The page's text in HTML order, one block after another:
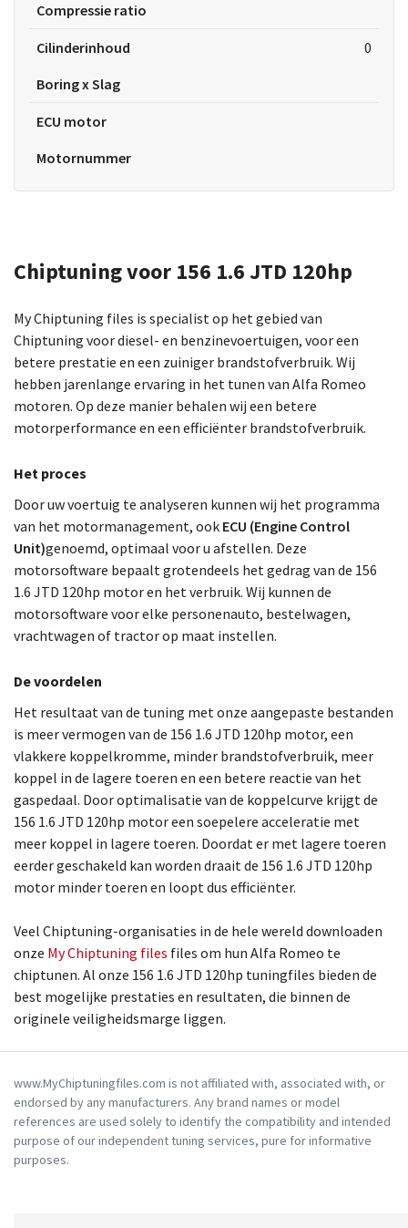
Compressie ratio
Cilinderinhoud
0
Boring x Slag
ECU motor
Motornummer
Chiptuning voor 156 1.6 JTD 120hp
My Chiptuning files is specialist op het gebied van
Chiptuning voor diesel- en benzinevoertuigen, voor een
betere prestatie en een zuiniger brandstofverbruik. Wij
hebben jarenlange ervaring in het tunen van Alfa Romeo
motoren. Op deze manier behalen wij een betere
motorperformance en een efficiënter brandstofverbruik.
Het proces
Door uw voertuig te analyseren kunnen wij het programma
van het motormanagement, ook ECU (Engine Control
Unit)genoemd, optimaal voor u afstellen. Deze
motorsoftware bepaalt grotendeels het gedrag van de 156
1.6 JTD 120hp motor en het verbruik. Wij kunnen de
motorsoftware voor elke personenauto, bestelwagen,
vrachtwagen of tractor op maat instellen.
De voordelen
Het resultaat van de tuning met onze aangepaste bestanden
is meer vermogen van de 156 1.6 JTD 120hp motor, een
vlakkere koppelkromme, minder brandstofverbruik, meer
koppel in de lagere toeren en een betere reactie van het
gaspedaal. Door optimalisatie van de koppelcurve krijgt de
156 1.6 JTD 120hp motor een soepelere acceleratie met
meer koppel in lagere toeren. Doordat er met lagere toeren
eerder geschakeld kan worden draait de 156 1.6 JTD 120hp
motor minder toeren en loopt dus efficiënter.
Veel Chiptuning-organisaties in de hele wereld downloaden
onze My Chiptuning files files om hun Alfa Romeo te
chiptunen. Al onze 156 1.6 JTD 120hp tuningfiles bieden de
best mogelijke prestaties en resultaten, die binnen de
originele veiligheidsmarge liggen.
www.MyChiptuningfiles.com is not affiliated with, associated with, or
endorsed by any manufacturers. Any brand names or model
references are used solely to identify the compatibility and intended
purpose of our independent tuning services, pure for informative
purposes.